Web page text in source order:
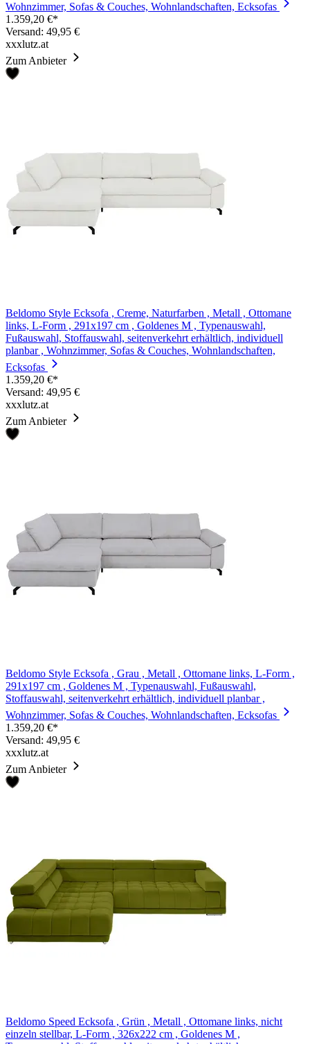
Wohnzimmer, Sofas & Couches, Wohnlandschaften, Ecksofas
1.359,20 €*
Versand: 49,95 €
xxxlutz.at
Zum Anbieter
Beldomo Style Ecksofa , Creme, Naturfarben , Metall , Ottomane
links, L-Form , 291x197 cm , Goldenes M , Typenauswahl,
Fußauswahl, Stoffauswahl, seitenverkehrt erhältlich, individuell
planbar , Wohnzimmer, Sofas & Couches, Wohnlandschaften,
Ecksofas
1.359,20 €*
Versand: 49,95 €
xxxlutz.at
Zum Anbieter
Beldomo Style Ecksofa , Grau , Metall , Ottomane links, L-Form ,
291x197 cm , Goldenes M , Typenauswahl, Fußauswahl,
Stoffauswahl, seitenverkehrt erhältlich, individuell planbar ,
Wohnzimmer, Sofas & Couches, Wohnlandschaften, Ecksofas
1.359,20 €*
Versand: 49,95 €
xxxlutz.at
Zum Anbieter
Beldomo Speed Ecksofa , Grün , Metall , Ottomane links, nicht
einzeln stellbar, L-Form , 326x222 cm , Goldenes M ,